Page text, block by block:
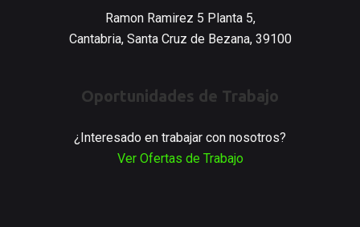
Ramon Ramirez 5 Planta 5,
Cantabria, Santa Cruz de Bezana, 39100
Oportunidades de Trabajo
¿Interesado en trabajar con nosotros?
Ver Ofertas de Trabajo